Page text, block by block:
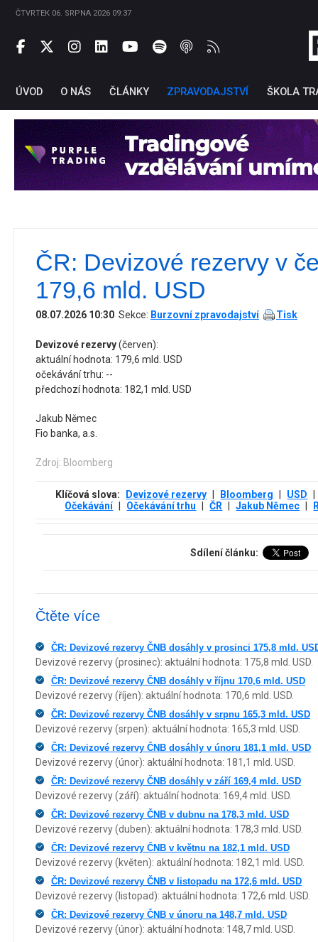
ČTVRTEK 06. SRPNA 2026 09:37
ÚVOD O NÁS ČLÁNKY ZPRAVODAJSTVÍ ŠKOLA
ČR: Devizové rezervy v
179,6 mld. USD
08.07.2026 10:30 Sekce: Burzovní zpravodajství Tisk
Devizové rezervy(červen):
aktuální hodnota: 179,6 mld. USD
očekávání trhu: --
předchozí hodnota: 182,1 mld. USD
Jakub Němec
Fio banka, a.s.
Zdroj: Bloomberg
Klíčová slova: Devizové rezervy Bloomberg USD
Očekávání
Očekávání trhu ČR Jakub Němec
Sdílení článku:
Čtěte více
ČR: Devizové rezervy ČNB dosáhly v prosinci 175,8 mld.
Devizové rezervy (prosinec): aktuální hodnota: 175,8 mld. USD.
ČR: Devizové rezervy ČNB dosáhly v říjnu 170,6 mld. USD
Devizové rezervy (říjen): aktuální hodnota: 170,6 mld. USD.
ČR: Devizové rezervy ČNB dosáhly v srpnu 165,3 mld. USD
Devizové rezervy (srpen): aktuální hodnota: 165,3 mld. USD.
ČR: Devizové rezervy ČNB dosáhly v únoru 181,1 mld. USD
Devizové rezervy (únor): aktuální hodnota: 181,1 mld. USD.
ČR: Devizové rezervy ČNB dosáhly v září 169,4 mld. USD
Devizové rezervy (září): aktuální hodnota: 169,4 mld. USD.
ČR: Devizové rezervy ČNB v dubnu na 178,3 mld. USD
Devizové rezervy (duben): aktuální hodnota: 178,3 mld. USD.
ČR: Devizové rezervy ČNB v květnu na 182,1 mld. USD
Devizové rezervy (květen): aktuální hodnota: 182,1 mld. USD.
ČR: Devizové rezervy ČNB v listopadu na 172,6 mld. USD
Devizové rezervy (listopad): aktuální hodnota: 172,6 mld. USD.
ČR: Devizové rezervy ČNB v únoru na 148,7 mld. USD
Devizové rezervy (únor): aktuální hodnota: 148,7 mld. USD.